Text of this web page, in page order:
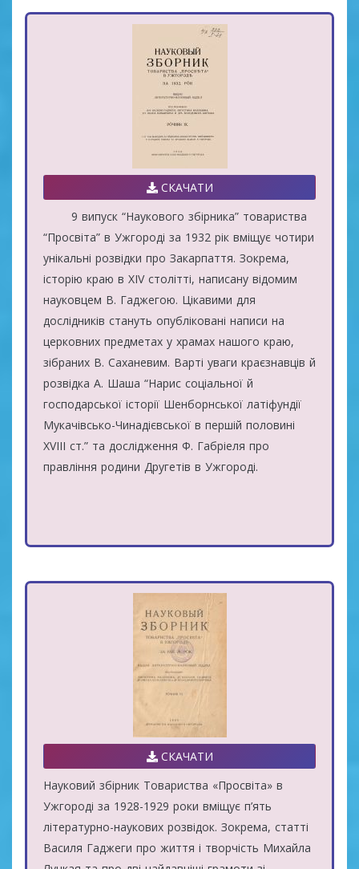
СКАЧАТИ
9 випуск “Наукового збірника” товариства
“Просвіта” в Ужгороді за 1932 рік вміщує чотири
унікальні розвідки про Закарпаття. Зокрема,
історію краю в ХІV столітті, написану відомим
науковцем В. Гаджегою. Цікавими для
дослідників стануть опубліковані написи на
церковних предметах у храмах нашого краю,
зібраних В. Саханевим. Варті уваги краєзнавців й
розвідка А. Шаша “Нарис соціальної й
господарської історії Шенборнської латіфундії
Мукачівсько-Чинадієвської в першій половині
ХVІІІ ст.” та дослідження Ф. Габріеля про
правління родини Другетів в Ужгороді.
СКАЧАТИ
Науковий збірник Товариства «Просвіта» в
Ужгороді за 1928-1929 роки вміщує п’ять
літературно-наукових розвідок. Зокрема, статті
Василя Гаджеги про життя і творчість Михайла